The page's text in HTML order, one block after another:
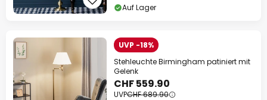
Auf Lager
UVP -18%
Stehleuchte Birmingham patiniert mit
Gelenk
CHF 559.90
UVPCHF 689.90